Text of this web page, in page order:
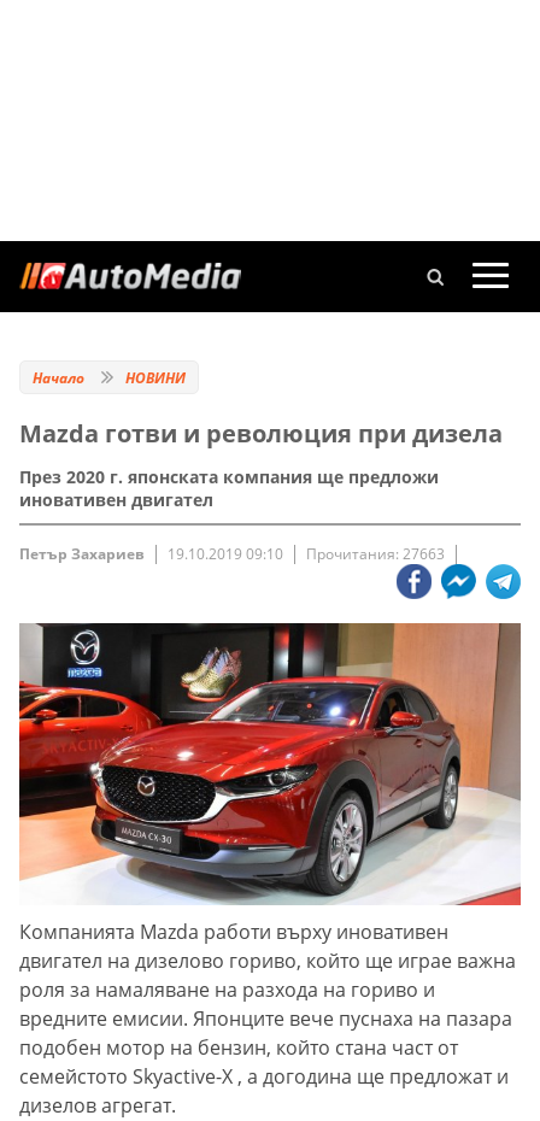
Начало НОВИНИ
Mazda готви и революция при дизела
През 2020 г. японската компания ще предложи
иновативен двигател
Петър Захариев 19.10.2019 09:10 Прочитания: 27663
Компанията Mazda работи върху иновативен
двигател на дизелово гориво, който ще играе важна
роля за намаляване на разхода на гориво и
вредните емисии. Японците вече пуснаха на пазара
подобен мотор на бензин, който стана част от
семейстото Skyactive-X , а догодина ще предложат и
дизелов агрегат.